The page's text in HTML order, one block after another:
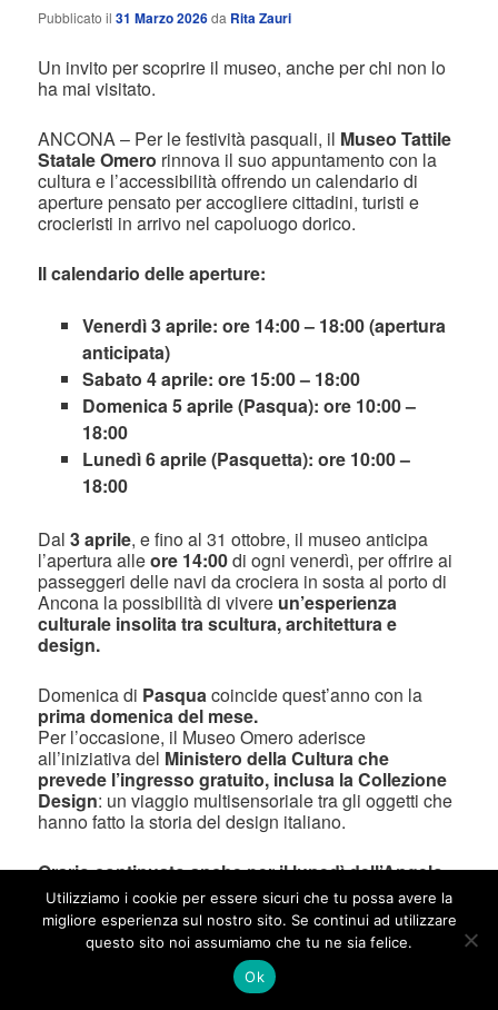
Pubblicato il31 Marzo 2026da Rita Zauri
Un invito per scoprire il museo, anche per chi non lo
ha mai visitato.
ANCONA – Per le festività pasquali, il Museo Tattile
Statale Omero rinnova il suo appuntamento con la
cultura e l’accessibilità offrendo un calendario di
aperture pensato per accogliere cittadini, turisti e
crocieristi in arrivo nel capoluogo dorico.
Il calendario delle aperture:
Venerdì 3 aprile: ore 14:00 – 18:00 (apertura
anticipata)
Sabato 4 aprile: ore 15:00 – 18:00
Domenica 5 aprile (Pasqua): ore 10:00 –
18:00
Lunedì 6 aprile (Pasquetta): ore 10:00 –
18:00
Dal3 aprile, e fino al 31 ottobre, il museo anticipa
l’apertura alleore 14:00di ogni venerdì, per offrire ai
passeggeri delle navi da crociera in sosta al porto di
Ancona la possibilità di vivere un’esperienza
culturale insolita tra scultura, architettura e
design.
Domenica di Pasquacoincide quest’anno con la
prima domenica del mese.
Per l’occasione, il Museo Omero aderisce
all’iniziativa del Ministero della Cultura che
prevede l’ingresso gratuito, inclusa la Collezione
Design: un viaggio multisensoriale tra gli oggetti che
hanno fatto la storia del design italiano.
Orario continuato anche per il lunedì dell’Angelo,
ideale per una tappa culturale durante la tradizionale
gita fuori porta.
Utilizziamo i cookie per essere sicuri che tu possa avere la
migliore esperienza sul nostro sito. Se continui ad utilizzare
questo sito noi assumiamo che tu ne sia felice.
Ok